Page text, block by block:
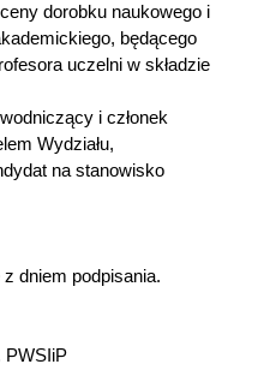
dorobku naukowego i
będącego
uczelni w składzie
i członek
Wydziału,
na stanowisko
dniem podpisania.
PWSIiP